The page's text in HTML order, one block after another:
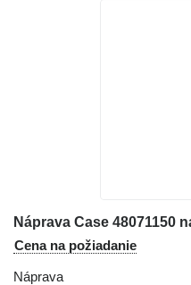
Cena na požiadanie
Náprava